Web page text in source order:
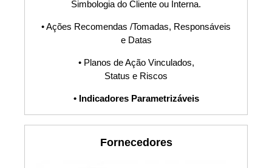
Simbologia do Cliente ou Interna.
• Ações Recomendas /Tomadas, Responsáveis
e Datas
• Planos de Ação Vinculados,
Status e Riscos
• Indicadores Parametrizáveis
Fornecedores
ISO31000,
ISO22301, GMP,
HACCP,
FSSC22000,